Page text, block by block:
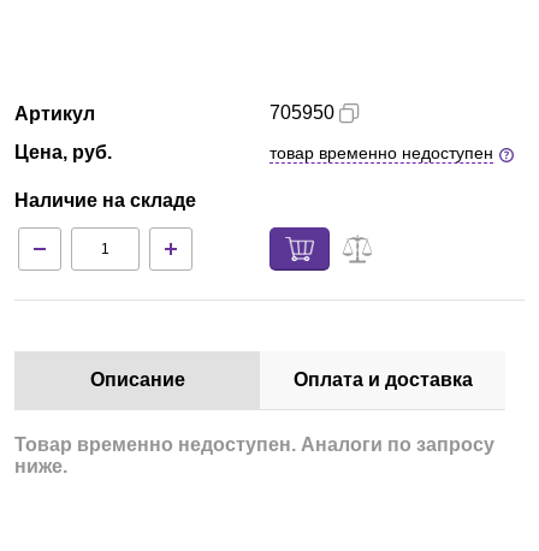
Производители
Доставка и оплата
Контакты
Артикул
Цена, руб.
Наличие на складе
705950
товар временно недоступен
Описание Оплата и доставка
Товар временно недоступен. Аналоги по запросу
ниже.